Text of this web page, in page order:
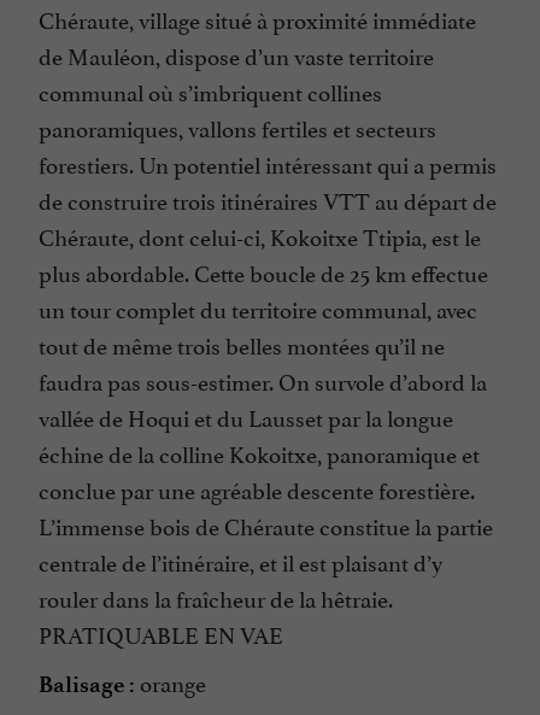
Chéraute, village situé à proximité immédiate
de Mauléon, dispose d’un vaste territoire
communal où s’imbriquent collines
panoramiques, vallons fertiles et secteurs
forestiers. Un potentiel intéressant qui a permis
de construire trois itinéraires VTT au départ de
Chéraute, dont celui-ci, Kokoitxe Ttipia, est le
plus abordable. Cette boucle de 25 km effectue
un tour complet du territoire communal, avec
tout de même trois belles montées qu’il ne
faudra pas sous-estimer. On survole d’abord la
vallée de Hoqui et du Lausset par la longue
échine de la colline Kokoitxe, panoramique et
conclue par une agréable descente forestière.
L’immense bois de Chéraute constitue la partie
centrale de l’itinéraire, et il est plaisant d’y
rouler dans la fraîcheur de la hêtraie.
PRATIQUABLE EN VAE
Balisage : orange